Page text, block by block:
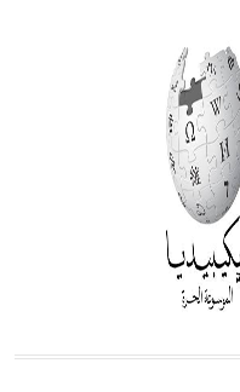
في جروح الرأس. ويعود
يتكون في البحر ويتركب
أو شديد الحمرة وهو
الش
تم اعتمادها مصطلحاً